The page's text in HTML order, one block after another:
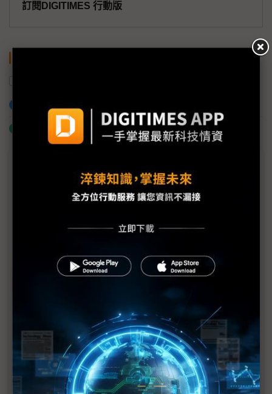
訂閱DIGITIMES 行動版
加入已選取到「關鍵字追蹤」
什麼是「關鍵字追蹤」
彭双浪全面剖析關稅戰 後段模組「美國製造」可行
面板前進美國製造 雙虎沒興趣、JDI作開路先鋒
川普鬆口大降中國關稅 彭双浪：關稅超過50%沒有
美國點名赴美 彭双浪：顯示器產業具國安層級價值
中美大象打架震動市場板塊 彭双浪樂見韓中齊推
「Micro LED成主流」
前進「美國製造」 面板雙虎都Say No